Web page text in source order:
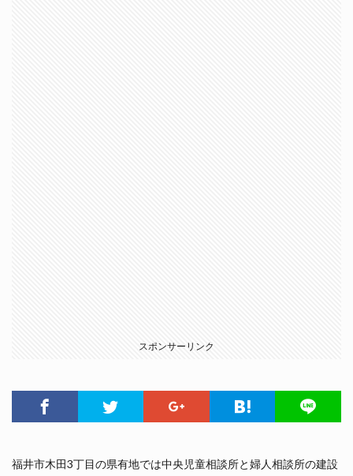
スポンサーリンク
福井市木田3丁目の県有地では中央児童相談所と婦人相談所の建設